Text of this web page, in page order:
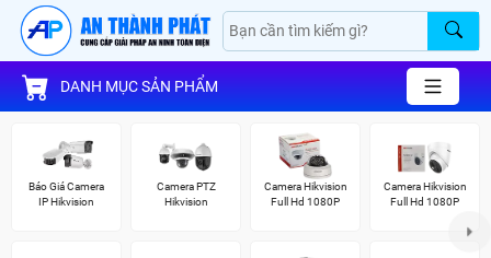
DANH MỤC SẢN PHẨM
Báo Giá Camera
IP Hikvision
Camera PTZ
Hikvision
Camera Hikvision
Full Hd 1080P
Camera Hikvision
Full Hd 1080P